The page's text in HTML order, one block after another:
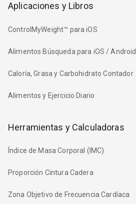
Aplicaciones y Libros
ControlMyWeight™ para iOS
Alimentos Búsqueda para iOS / Android
Caloría, Grasa y Carbohidrato Contador
Alimentos y Ejercicio Diario
Herramientas y Calculadoras
Índice de Masa Corporal (IMC)
Proporción Cintura Cadera
Zona Objetivo de Frecuencia Cardíaca